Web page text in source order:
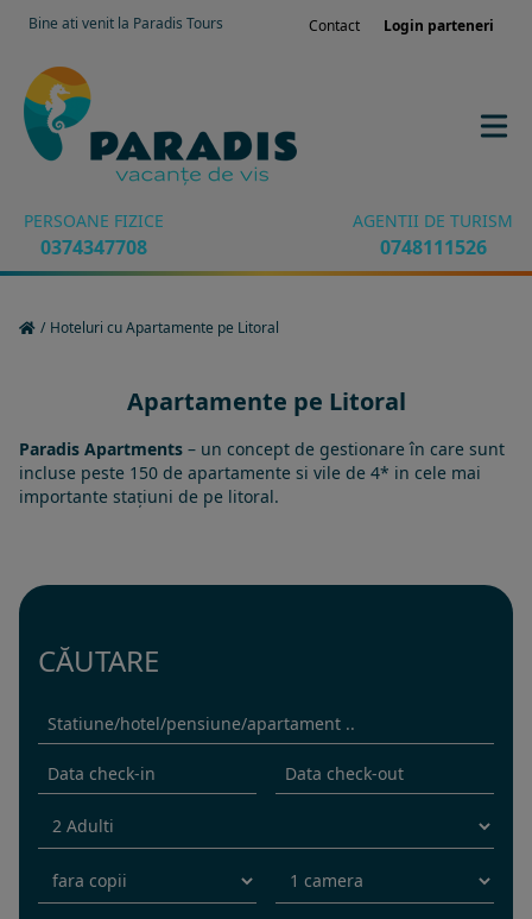
Bine ati venit la Paradis Tours Contact Login parteneri
PERSOANE FIZICE
0374347708
AGENTII DE TURISM
0748111526
/ Hoteluri cu Apartamente pe Litoral
Apartamente pe Litoral
Paradis Apartments – un concept de gestionare în care sunt
incluse peste 150 de apartamente si vile de 4* in cele mai
importante stațiuni de pe litoral.
CĂUTARE